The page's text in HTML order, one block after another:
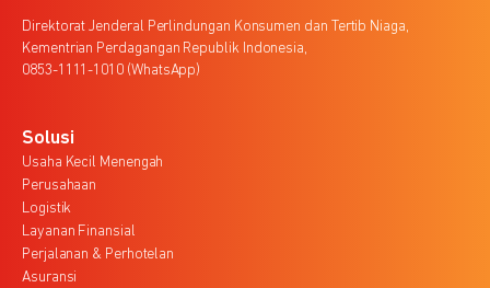
Direktorat Jenderal Perlindungan Konsumen dan Tertib Niaga,
Kementrian Perdagangan Republik Indonesia,
0853-1111-1010 (WhatsApp)
Solusi
Usaha Kecil Menengah
Perusahaan
Logistik
Layanan Finansial
Perjalanan & Perhotelan
Asuransi